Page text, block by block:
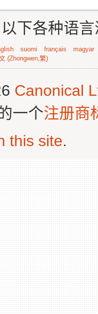
下各种语
suomi français
magyar
(Zhongwen,繁)
Canonical
一个注册商
this site.